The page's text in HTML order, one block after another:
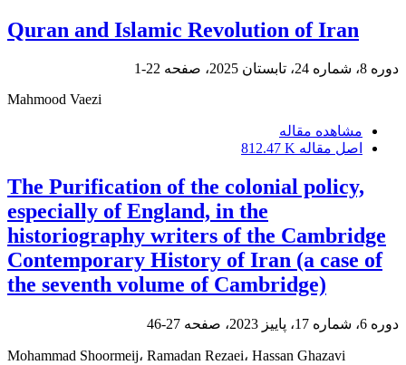
Quran and Islamic Revolution of Iran
دوره 8، شماره 24، تابستان 2025، صفحه
22-1
Mahmood Vaezi
مشاهده مقاله
اصل مقاله 812.47 K
The Purification of the colonial policy,
especially of England, in the
historiography writers of the Cambridge
Contemporary History of Iran (a case of
the seventh volume of Cambridge)
دوره 6، شماره 17، پاییز 2023، صفحه 27-46
Mohammad Shoormeij، Ramadan Rezaei، Hassan Ghazavi